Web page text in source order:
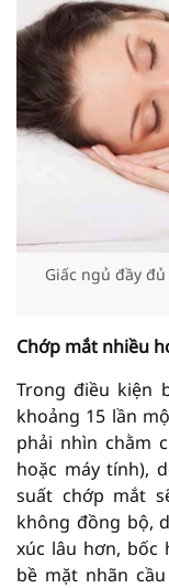
Giấc ngủ đầy
Chớp mắt nhiều
Trong điều kiện
khoảng 15 lần
phải nhìn chằm
hoặc máy tính),
suất chớp mắt
không đồng bộ,
xúc lâu hơn, bốc
bề mặt nhãn